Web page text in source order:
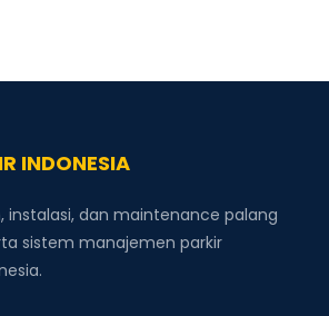
INDONESIA
instalasi, dan maintenance palang
sistem manajemen parkir